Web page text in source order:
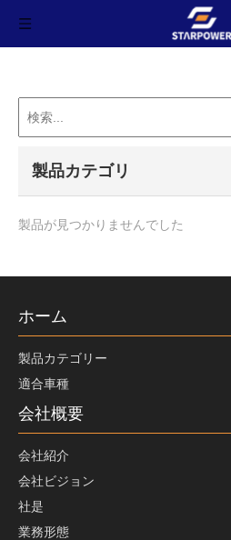
製品カテゴリ
製品が見つかりませんでした
ホーム
製品カテゴリー
適合車種
会社概要
会社紹介
会社ビジョン
社是
業務形態